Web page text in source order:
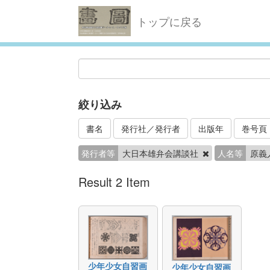
トップに戻る
絞り込み
書名 発行社／発行者 出版年 巻号頁
発行者等 大日本雄弁会講談社 人名等 原
Result 2 Item
少年少女自習画
少年少女自習画